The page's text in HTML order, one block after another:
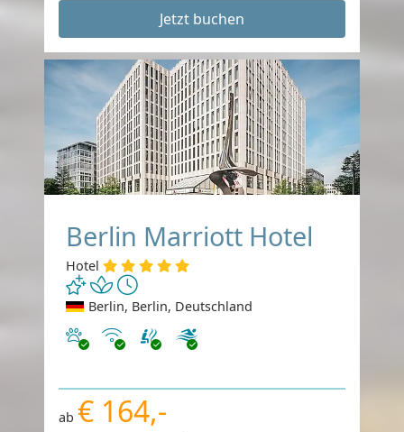
Jetzt buchen
Berlin Marriott Hotel
Hotel
Berlin, Berlin, Deutschland
Haustiere erlaubt
Internet
ab € 164,-